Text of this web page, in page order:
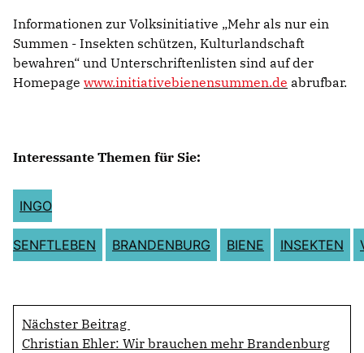
Informationen zur Volksinitiative „Mehr als nur ein
Summen - Insekten schützen, Kulturlandschaft
bewahren“ und Unterschriftenlisten sind auf der
Homepage www.initiativebienensummen.de abrufbar.
Interessante Themen für Sie:
INGO
SENFTLEBEN BRANDENBURG BIENE INSEKTEN
Nächster Beitrag
Christian Ehler: Wir brauchen mehr Brandenburg